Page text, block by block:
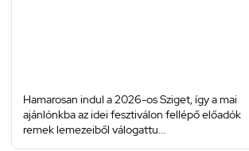
Hamarosan indul a 2026-os Sziget, így a mai
ajánlónkba az idei fesztiválon fellépő előadók
remek lemezeiből válogattu...